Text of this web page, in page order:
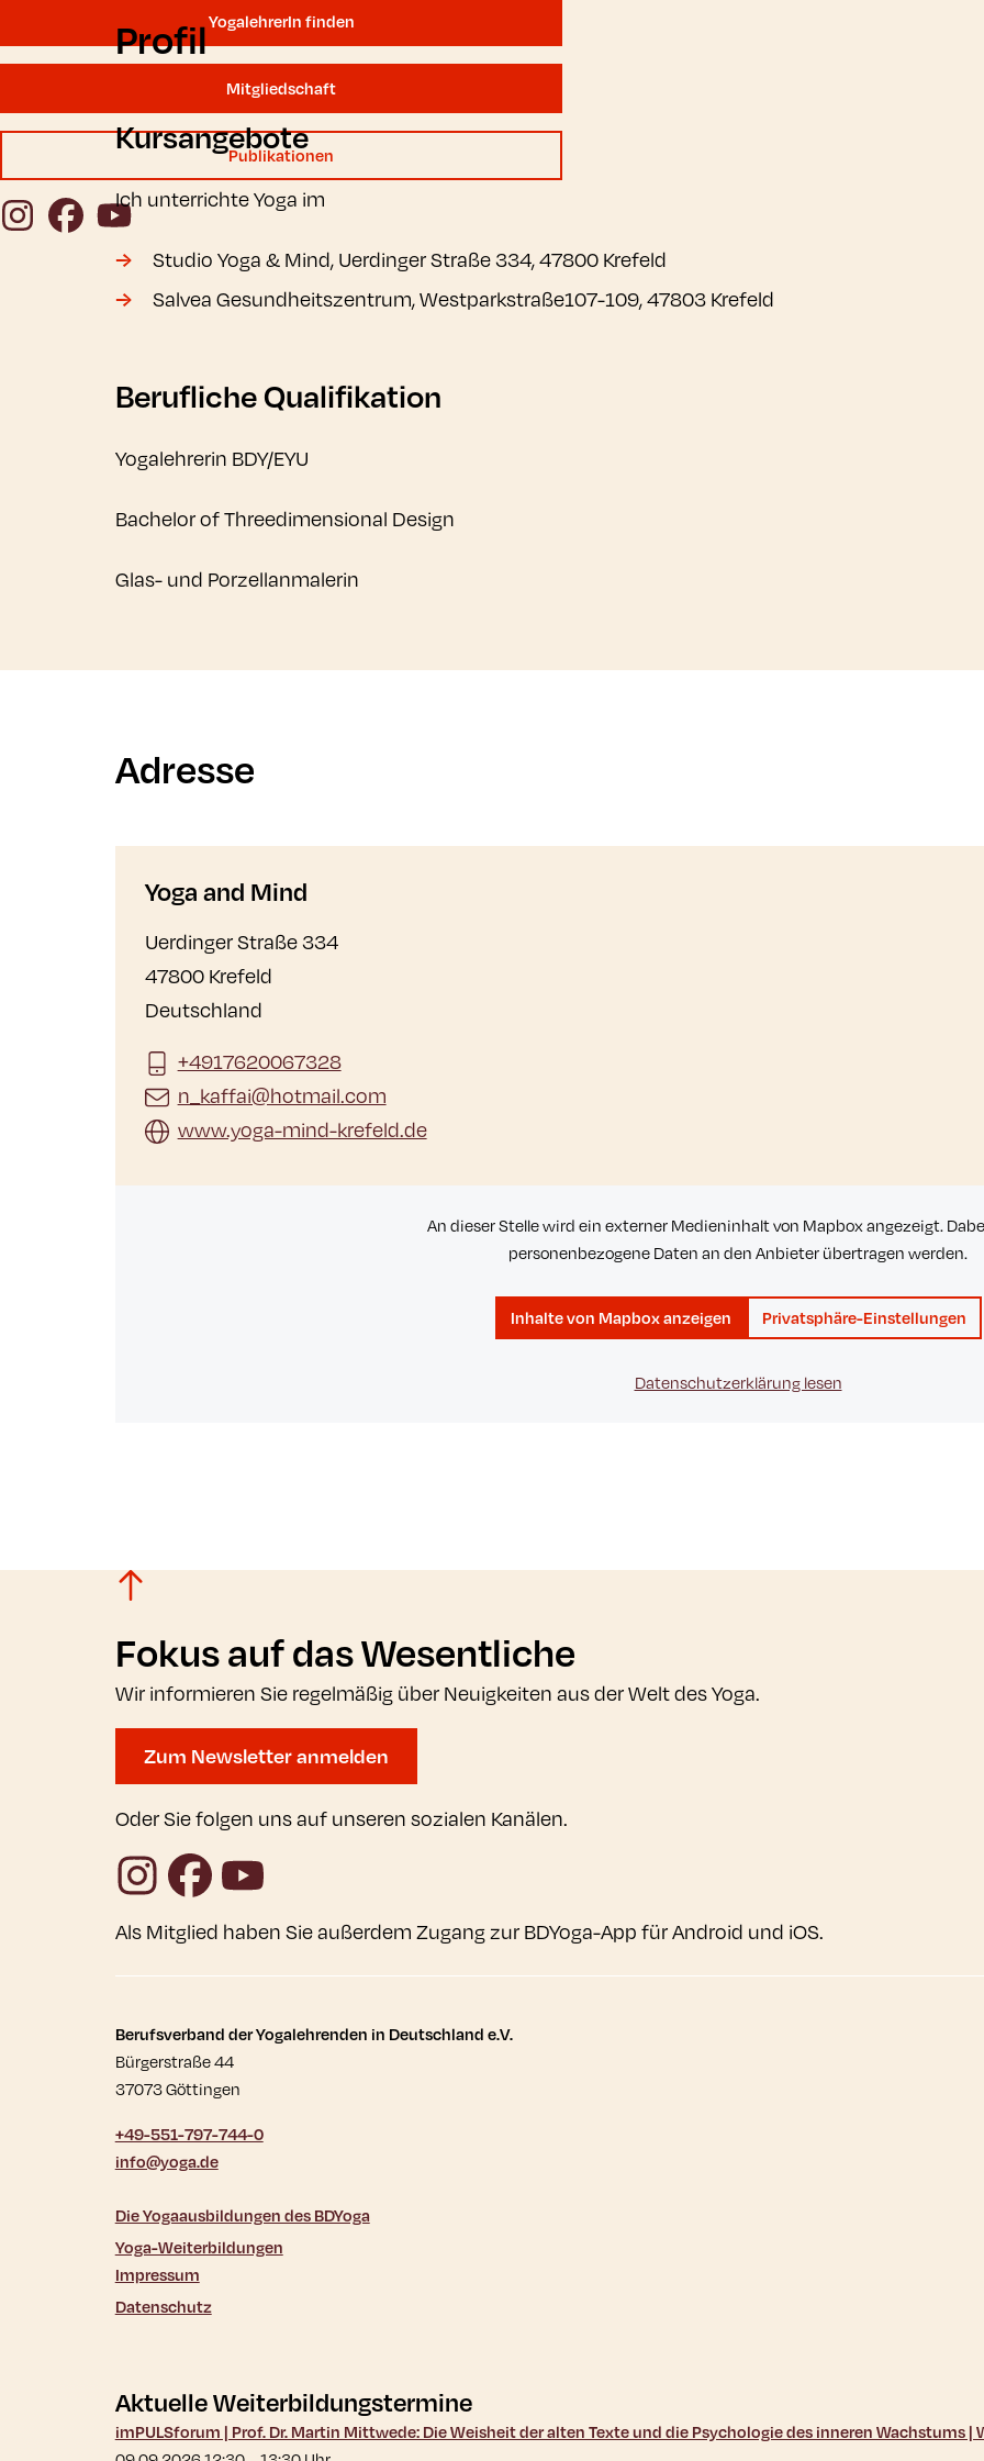
YogalehrerIn finden
Mitgliedschaft
Publikationen
InstagramFacebookYouTube
Profil
Kursangebote
Ich unterrichte Yoga im
Studio Yoga & Mind, Uerdinger Straße 334, 47800 Krefeld
Salvea Gesundheitszentrum, Westparkstraße107-109, 47803 Krefeld
Berufliche Qualifikation
Yogalehrerin BDY/EYU
Bachelor of Threedimensional Design
Glas- und Porzellanmalerin
Adresse
Yoga and Mind
Uerdinger Straße 334
47800 Krefeld
Deutschland
+4917620067328
n_kaffai@hotmail.com
www.yoga-mind-krefeld.de
An dieser Stelle wird ein externer Medieninhalt von Mapbox angezeigt.
personenbezogene Daten an den Anbieter übertragen werden.
Inhalte von Mapbox anzeigen Privatsphäre-Einstellungen
Datenschutzerklärung lesen
Fokus auf das Wesentliche
Wir informieren Sie regelmäßig über Neuigkeiten aus der Welt des Yoga.
Zum Newsletter anmelden
Oder Sie folgen uns auf unseren sozialen Kanälen.
InstagramFacebook
YouTube
Als Mitglied haben Sie außerdem Zugang zur BDYoga-App für Android und iOS.
Kontaktdaten und weitere Links
Berufsverband der Yogalehrenden in Deutschland e.V.
Bürgerstraße 44
37073 Göttingen
+49-551-797-744-0
info@yoga.de
Die Yogaausbildungen des BDYoga
Yoga-Weiterbildungen
Impressum
Datenschutz
Aktuelle Weiterbildungstermine
imPULSforum | Prof. Dr. Martin Mittwede: Die Weisheit der alten Texte und die Psychologie des inneren Wachstums |